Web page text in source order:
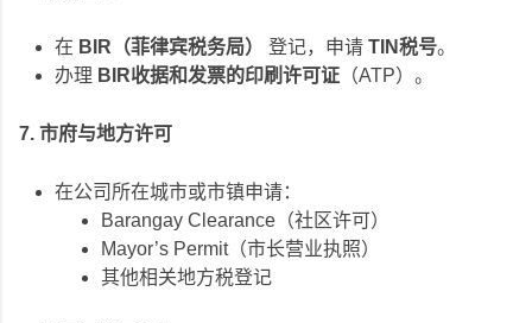
在 BIR（菲律宾税务局） 登记，申请 TIN税号。
办理 BIR收据和发票的印刷许可证 （ATP）。
7. 市府与地方许可
在公司所在城市或市镇申请：
Barangay Clearance（社区许可）
Mayor’s Permit（市长营业执照）
其他相关地方税登记